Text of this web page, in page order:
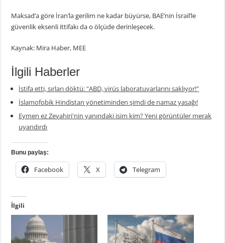
Maksad’a göre İran’la gerilim ne kadar büyürse, BAE’nin İsrail’le
güvenlik eksenli ittifakı da o ölçüde derinleşecek.
Kaynak: Mira Haber, MEE
İlgili Haberler
İstifa etti, sırları döktü: "ABD, virüs laboratuvarlarını saklıyor!"
İslamofobik Hindistan yönetiminden şimdi de namaz yasağı!
Eymen ez Zevahiri'nin yanındaki isim kim? Yeni görüntüler merak
uyandırdı
Bunu paylaş:
Facebook X Telegram
İlgili